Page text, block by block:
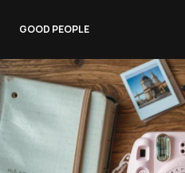
to
content
GOOD PEOPLE